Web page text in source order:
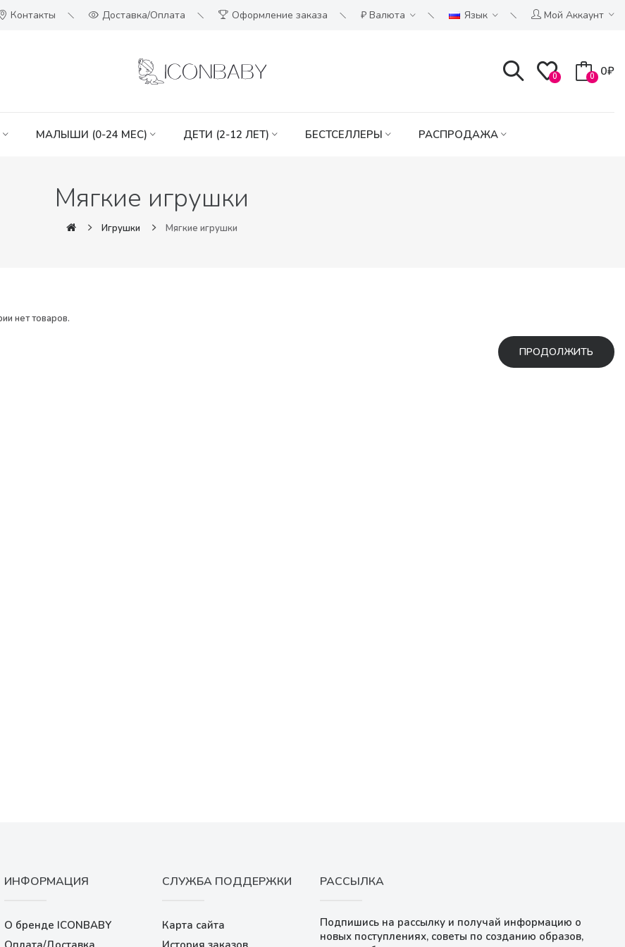
Контакты Доставка/Оплата Оформление заказа ₽ Валюта Язык Мой Аккаунт
0 0 0₽
МАЛЫШИ (0-24 МЕС) ДЕТИ (2-12 ЛЕТ) БЕСТСЕЛЛЕРЫ РАСПРОДАЖА
Мягкие игрушки
Игрушки Мягкие игрушки
нет товаров.
ПРОДОЛЖИТЬ
ИНФОРМАЦИЯ
О бренде ICONBABY
СЛУЖБА ПОДДЕРЖКИ
Карта сайта
РАССЫЛКА
Подпишись на рассылку и получай информацию о
новых поступлениях, советы по созданию образов,